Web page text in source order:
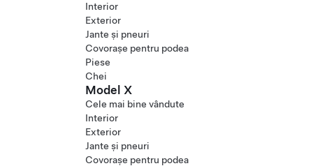
Interior
Exterior
Jante și pneuri
Covorașe pentru podea
Piese
Chei
Model X
Cele mai bine vândute
Interior
Exterior
Jante și pneuri
Covorașe pentru podea